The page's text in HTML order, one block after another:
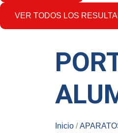
VER TODOS LOS
Inicio /